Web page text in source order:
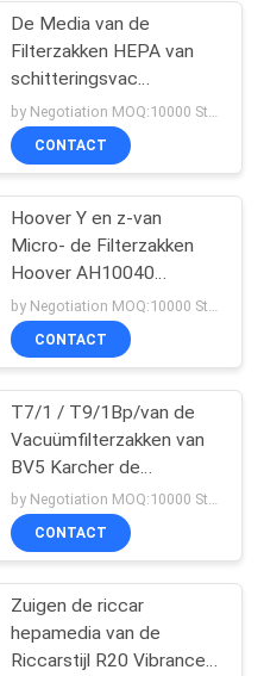
van de
47
De Media van de
Filterzakken HEPA van
schitteringsvac
Vacuümzakken R30,
R30p & R30ET
CONTACT
Hoover Y en z-van
Micro- de Filterzakken
Hoover AH10040
Filtratievac
CONTACT
T7/1 / T9/1Bp/van de
Vacuümfilterzakken van
BV5 Karcher de
Stofzuigerstofzak
by Negotiation MOQ:10000 Stuk/Stukken
CONTACT
Zuigen de riccar
hepamedia van de
Riccarstijl R20 Vibrance